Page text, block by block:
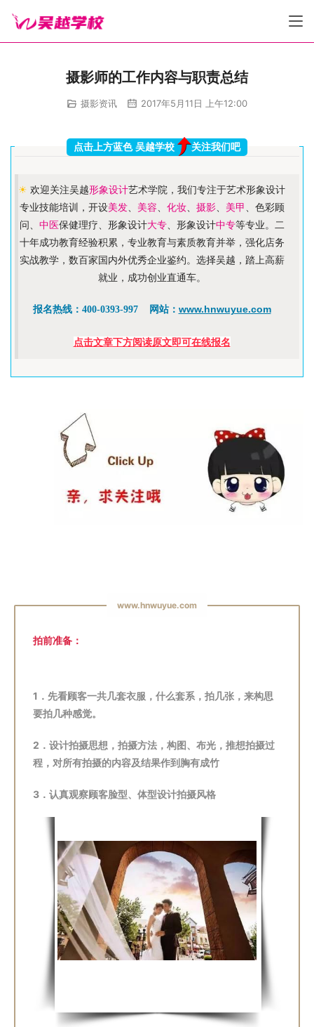
摄影师的工作内容与职责总结
摄影资讯 2017年5月11日 上午12:00
点击上方蓝色 吴越学校 关注我们吧
☀ 欢迎关注吴越形象设计艺术学院，我们专注于艺术形象设计
专业技能培训，开设美发、 美容 化妆、 摄影、 美甲 、色彩顾
问、 中医保健理疗、形象设计大专、形象设计中专等专业。二
十年成功教育经验积累，专业教育与素质教育并举，强化店务
实战教学，数百家国内外优秀企业鉴约。选择吴越，踏上高薪
就业，成功创业直通车。
报名热线：400-0393-997 网站： www.hnwuyue.com
点击文章下方阅读原文即可在线报名
www.hnwuyue.com
拍前准备：
1．先看顾客一共几套衣服，什么套系，拍几张，来构思
要拍几种感觉。
2．设计拍摄思想，拍摄方法，构图、布光，推想拍摄过
程，对所有拍摄的内容及结果作到胸有成竹
3．认真观察顾客脸型、体型设计拍摄风格